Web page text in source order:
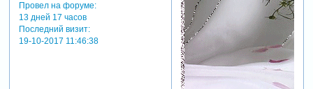
Провел на форуме:
13 дней 17 часов
Последний визит:
19-10-2017 11:46:38